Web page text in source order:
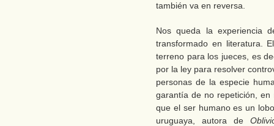
también va en reversa.
Nos queda la experiencia
transformado en literatura.
terreno para los jueces, es
por la ley para resolver
personas de la especie
garantía de no repetición, en
que el ser humano es un
uruguaya, autora de